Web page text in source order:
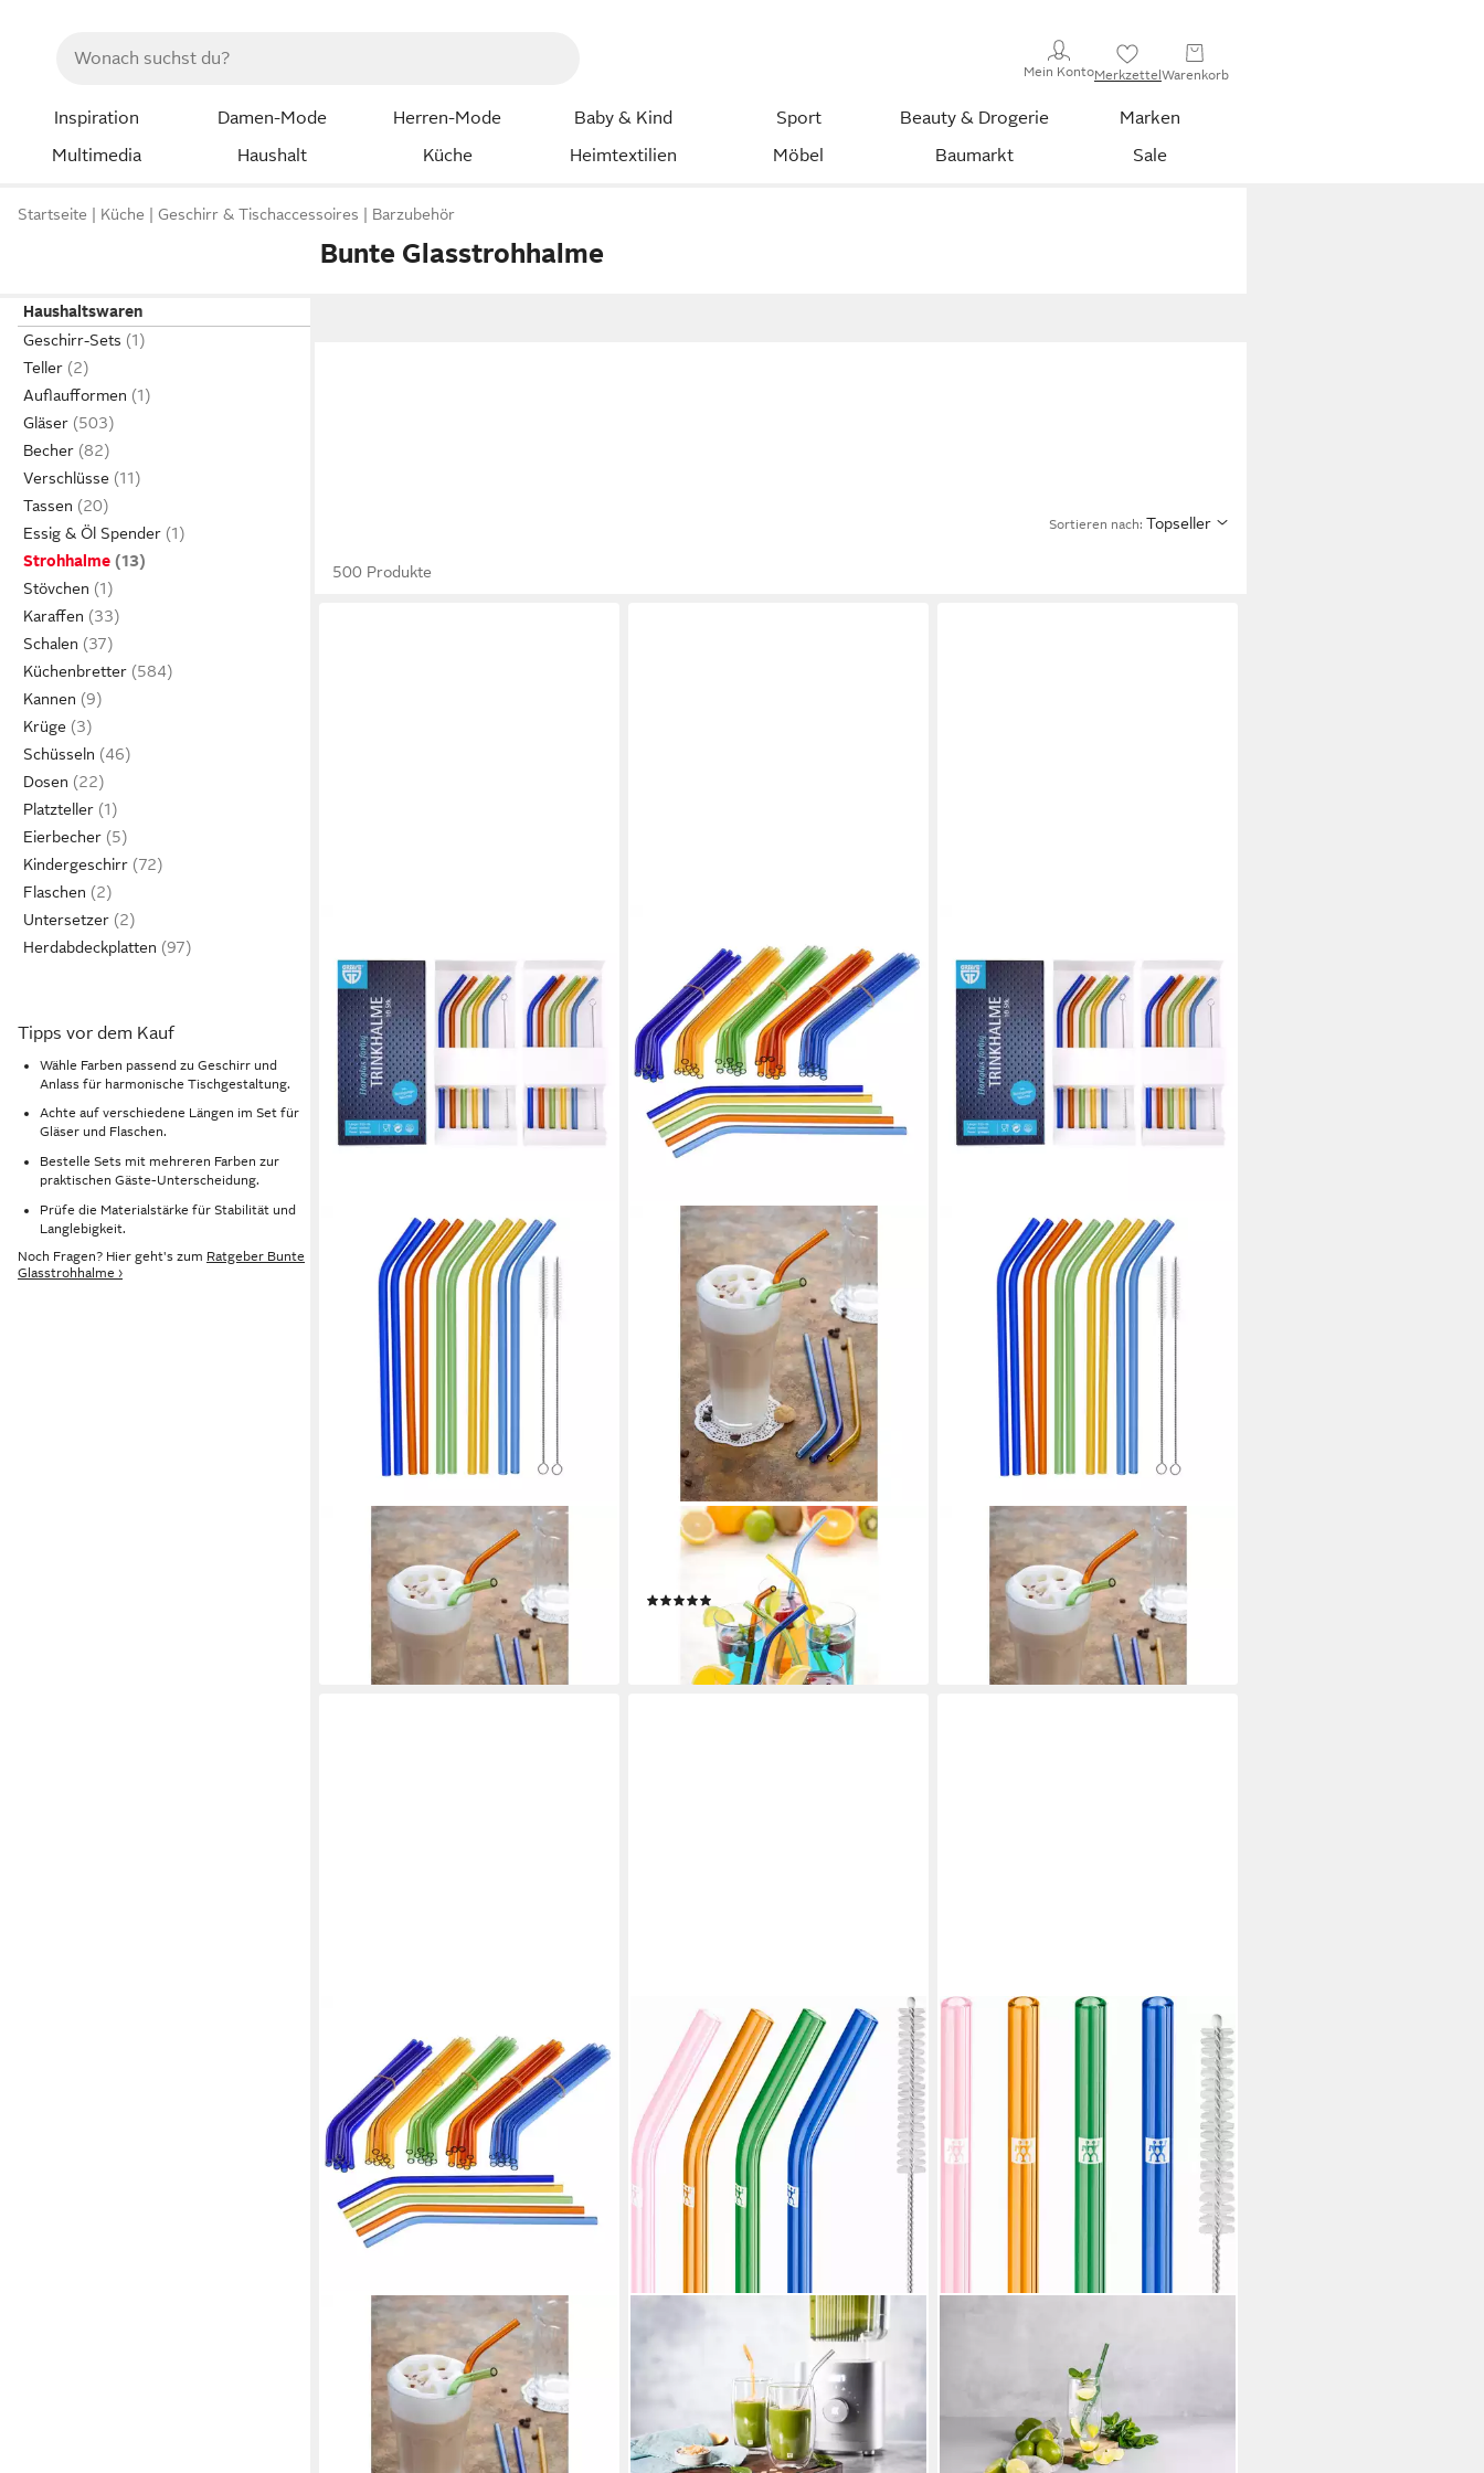
Mein KontoMerkzettelWarenkorb
Inspiration Damen-Mode Herren-Mode Baby & Kind Sport Beauty & Drogerie
Marken
Multimedia
Haushalt Küche Heimtextilien Möbel Baumarkt Sale
Startseite Küche Geschirr & Tischaccessoires Barzubehör
Bunte Glasstrohhalme
Haushaltswaren
Geschirr-Sets
Teller
Auflaufformen
Gläser
Becher
Verschlüsse
Tassen
Essig & Öl Spender
Strohhalme
Stövchen
Karaffen
Schalen
Küchenbretter
Kannen
Krüge
Schüsseln
Dosen
Platzteller
Eierbecher
Kindergeschirr
Flaschen
Untersetzer
Herdabdeckplatten
Tipps vor dem Kauf
Wähle Farben passend zu Geschirr und
Anlass für harmonische Tischgestaltung.
Achte auf verschiedene Längen im Set für
Gläser und Flaschen.
Bestelle Sets mit mehreren Farben zur
praktischen Gäste-Unterscheidung.
Prüfe die Materialstärke für Stabilität und
Langlebigkeit.
Noch Fragen? Hier geht's zum Ratgeber Bunte
Glasstrohhalme ›
Sortieren nach: Topseller
500 Produkte
GRÄWE
Trinkhalme GRÄWE Trinkhalm-Set
12-tlg., Hartglas, bunt
8,90 €
lieferbar - in 2-3 Werktagen bei dir
GRÄWE
Trinkhalme GRÄWE Trinkhalme 50
Stück, Hartglas, bunt
(0,36 €/ 1 Stk)
lieferbar - in 2-3 Werktagen bei dir
GRÄWE
Trinkhalme GRÄWE Trinkhalm-Set
12-tlg., Hartglas, bunt
8,90 €
lieferbar - in 2-3 Werktagen bei dir